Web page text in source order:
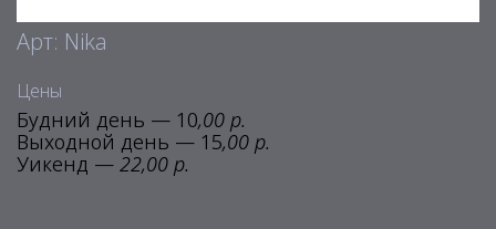
Арт: Nika
Цены
Будний день — 10,00 р.
Выходной день — 15,00 р.
Уикенд — 22,00 р.